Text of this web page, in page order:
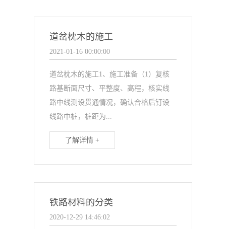
道岔枕木的施工
2021-01-16 00:00:00
道岔枕木的施工1、施工准备（1）复核
路基断面尺寸、平整度、高程，核实线
路中线测设贯通情况，确认合格后钉设
线路中桩，桩距为...
了解详情 +
铁路材料的分类
2020-12-29 14:46:02